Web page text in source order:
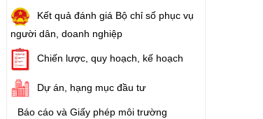
Kết quả đánh giá Bộ chỉ số phục vụ
người dân, doanh nghiệp
Chiến lược, quy hoạch, kế hoạch
Dự án, hạng mục đầu tư
Báo cáo và Giấy phép môi trường